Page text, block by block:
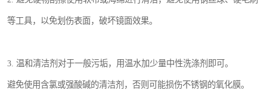
等工具，以免划伤表面，破坏镜面效果。
3. 温和清洁剂对于一般污垢，用温水加少量中性洗涤剂即可。
避免使用含氯或强酸碱的清洁剂，否则可能损伤不锈钢的氧化膜。